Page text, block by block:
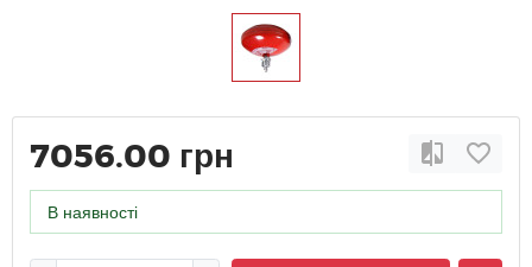
7056.00 грн
В наявності